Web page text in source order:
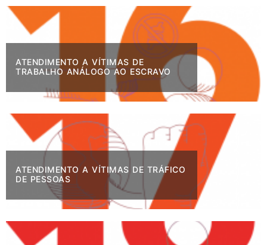
ATENDIMENTO A VÍTIMAS DE
TRABALHO ANÁLOGO AO ESCRAVO
ATENDIMENTO A VÍTIMAS DE TRÁFICO
DE PESSOAS